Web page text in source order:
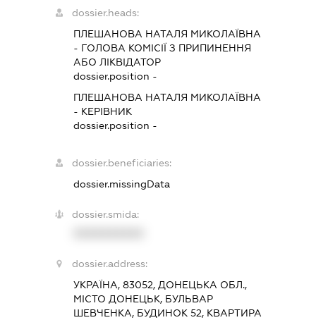
dossier.heads:
ПЛЕШАНОВА НАТАЛЯ МИКОЛАЇВНА
- ГОЛОВА КОМІСІЇ З ПРИПИНЕННЯ
АБО ЛІКВІДАТОР
dossier.position -
ПЛЕШАНОВА НАТАЛЯ МИКОЛАЇВНА
- КЕРІВНИК
dossier.position -
dossier.beneficiaries:
dossier.missingData
dossier.smida:
dossier.address:
УКРАЇНА, 83052, ДОНЕЦЬКА ОБЛ.,
МІСТО ДОНЕЦЬК, БУЛЬВАР
ШЕВЧЕНКА, БУДИНОК 52, КВАРТИРА